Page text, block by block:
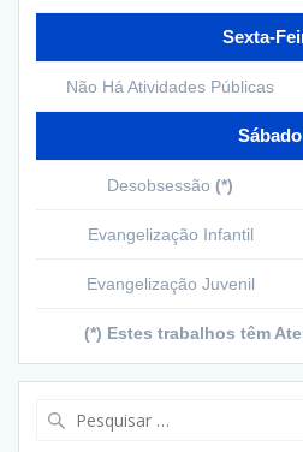
Sexta-
Não Há Atividades Públicas
Sábado
Desobsessão (*)
Evangelização Infantil
Evangelização Juvenil
(*) Estes trabalhos têm